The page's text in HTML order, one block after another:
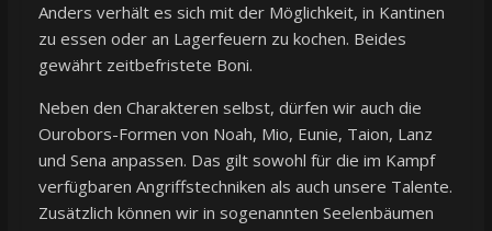
Anders verhält es sich mit der Möglichkeit, in Kantinen
zu essen oder an Lagerfeuern zu kochen. Beides
gewährt zeitbefristete Boni.
Neben den Charakteren selbst, dürfen wir auch die
Ourobors-Formen von Noah, Mio, Eunie, Taion, Lanz
und Sena anpassen. Das gilt sowohl für die im Kampf
verfügbaren Angriffstechniken als auch unsere Talente.
Zusätzlich können wir in sogenannten Seelenbäumen